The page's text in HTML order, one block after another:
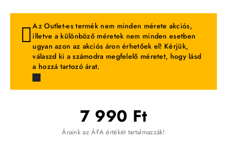
7 990 Ft
Áraink az ÁFA értékét tartalmazzák!
Az Outlet-es termék nem minden mérete akciós,
illetve a különböző méretek nem minden esetben
ugyan azon az akciós áron érhetőek el! Kérjük,
válaszd ki a számodra megfelelő méretet, hogy lásd
a hozzá tartozó árat.